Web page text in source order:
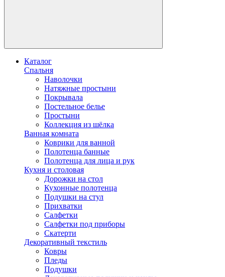
Каталог
Спальня
Наволочки
Натяжные простыни
Покрывала
Постельное белье
Простыни
Коллекция из шёлка
Ванная комната
Коврики для ванной
Полотенца банные
Полотенца для лица и рук
Кухня и столовая
Дорожки на стол
Кухонные полотенца
Подушки на стул
Прихватки
Салфетки
Салфетки под приборы
Скатерти
Декоративный текстиль
Ковры
Пледы
Подушки